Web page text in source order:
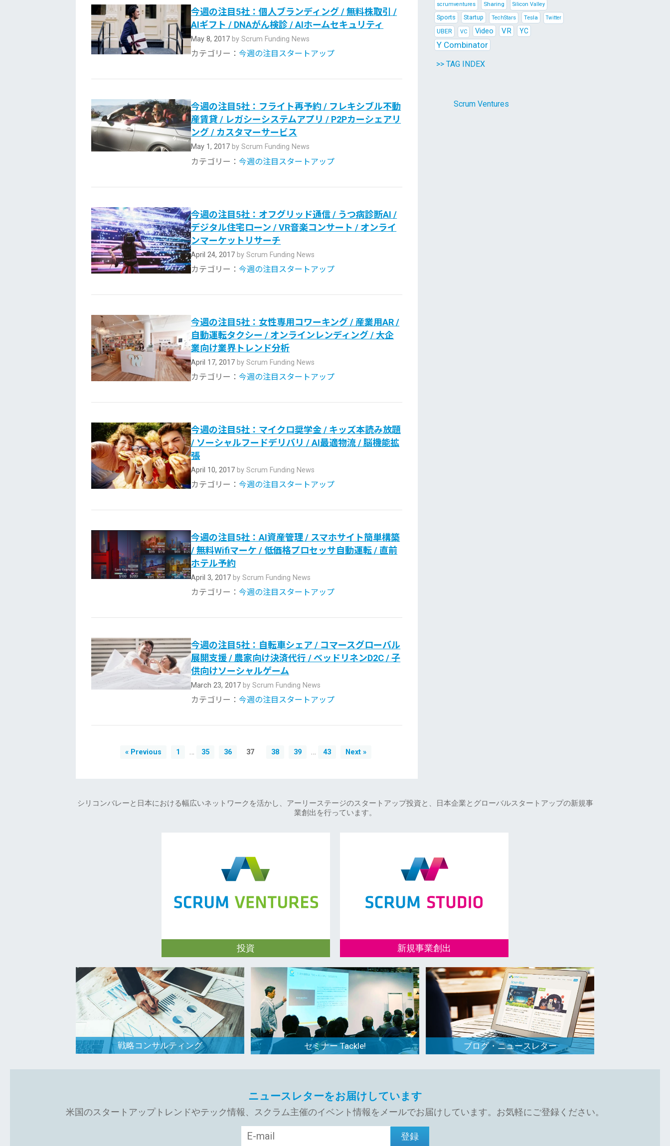
今週の注目5社：個人ブランディング / 無料株取引 /
AIギフト / DNAがん検診 / AIホームセキュリティ
May 8, 2017 by Scrum Funding News
カテゴリー：今週の注目スタートアップ
今週の注目5社：フライト再予約 / フレキシブル不動
産賃貸 / レガシーシステムアプリ / P2Pカーシェアリ
ング / カスタマーサービス
May 1, 2017 by Scrum Funding News
カテゴリー：今週の注目スタートアップ
今週の注目5社：オフグリッド通信 / うつ病診断AI /
デジタル住宅ローン / VR音楽コンサート / オンライ
ンマーケットリサーチ
April 24, 2017 by Scrum Funding News
カテゴリー：今週の注目スタートアップ
今週の注目5社：女性専用コワーキング / 産業用AR /
自動運転タクシー / オンラインレンディング / 大企
業向け業界トレンド分析
April 17, 2017 by Scrum Funding News
カテゴリー：今週の注目スタートアップ
今週の注目5社：マイクロ奨学金 / キッズ本読み放題
/ ソーシャルフードデリバリ / AI最適物流 / 脳機能拡
張
April 10, 2017 by Scrum Funding News
カテゴリー：今週の注目スタートアップ
今週の注目5社：AI資産管理 / スマホサイト簡単構築
/ 無料Wifiマーケ / 低価格プロセッサ自動運転 / 直前
ホテル予約
April 3, 2017 by Scrum Funding News
カテゴリー：今週の注目スタートアップ
今週の注目5社：自転車シェア / コマースグローバル
展開支援 / 農家向け決済代行 / ベッドリネンD2C / 子
供向けソーシャルゲーム
March 23, 2017 by Scrum Funding News
カテゴリー：今週の注目スタートアップ
« Previous 1 … 35 36 37 38 39 … 43 Next »
scrumventures Sharing Silicon Valley
Sports Startup TechStars Tesla Twitter
UBER VC Video VR YC
Y Combinator
>> TAG INDEX
Scrum Ventures
シリコンバレーと日本における幅広いネットワークを活かし、アーリーステージのスタートアップ投資と、日本企業とグローバルスタートアップの新規事
業創出を行っています。
投資
日米のアーリーステージスタートアップへ
の投資を通じ、パートナーの皆様へ、戦略
的投資機会、新規事業開発に役立つ仕組み
の提供を行っています。
新規事業創出
オープンイノベーションを通じて、日本企
業とグローバルスタートアップの新規事業
創出を行っています。
戦略コンサルティング セミナー Tackle! ブログ・ニュースレター
ニュースレターをお届けしています
米国のスタートアップトレンドやテック情報、スクラム主催のイベント情報をメールでお届けしています。お気軽にご登録ください。